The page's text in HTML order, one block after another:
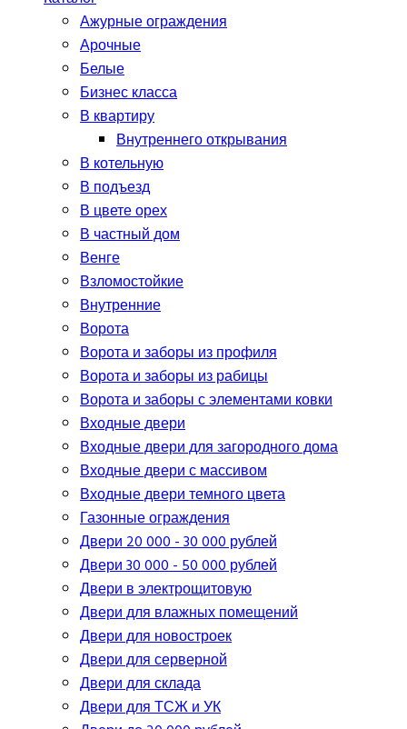
Ажурные ограждения
Арочные
Белые
Бизнес класса
В квартиру
Внутреннего открывания
В котельную
В подъезд
В цвете орех
В частный дом
Венге
Взломостойкие
Внутренние
Ворота
Ворота и заборы из профиля
Ворота и заборы из рабицы
Ворота и заборы с элементами ковки
Входные двери
Входные двери для загородного дома
Входные двери с массивом
Входные двери темного цвета
Газонные ограждения
Двери 20 000 - 30 000 рублей
Двери 30 000 - 50 000 рублей
Двери в электрощитовую
Двери для влажных помещений
Двери для новостроек
Двери для серверной
Двери для склада
Двери для ТСЖ и УК